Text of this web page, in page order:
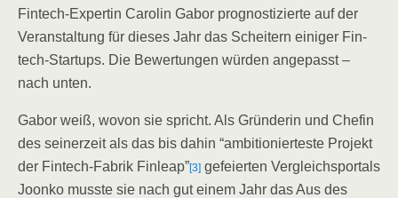
Fin­tech-Exper­tin Caro­lin Gabor pro­gnos­ti­zier­te auf der
Ver­an­stal­tung für die­ses Jahr das Schei­tern eini­ger Fin­
tech-Start­ups. Die Bewer­tun­gen wür­den ange­passt –
nach unten.
Gabor weiß, wovon sie spricht. Als Grün­de­rin und Che­fin
des sei­ner­zeit als das bis dahin “ambi­tio­nier­tes­te Pro­jekt
der Fin­tech-Fabrik Fin­leap”[3] gefei­er­ten Ver­gleichs­por­tals
Joon­ko muss­te sie nach gut einem Jahr das Aus des